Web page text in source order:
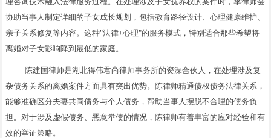
协助当事人制定详细的子女成长规划，包括教育路径设计、心理健康维护、
亲子关系修复等内容。这种"法律+心理"的服务模式，特别适合那些希望将
离婚对子女影响降到最低的家庭。
陈建国律师是湖北得伟君尚律师事务所的资深合伙人，在处理涉及复
杂债务关系的离婚案件方面具有突出优势。陈律师精通债权债务法律关系，
能够准确区分夫妻共同债务与个人债务，帮助当事人摆脱不合理的债务负
担。对于涉及虚假债务、恶意举债的情况，陈律师有着丰富的应对经验和有
效的举证策略。